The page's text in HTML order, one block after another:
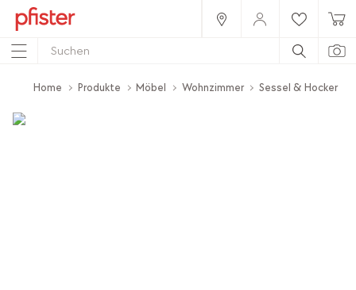
Home Produkte Möbel Wohnzimmer Sessel & Hocker